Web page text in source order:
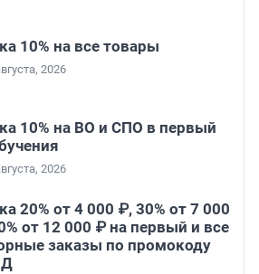
10% на все товары
2026
10% на ВО и СПО в первый
2026
20% от 4 000 ₽, 30% от 7 000
от 12 000 ₽ на первый и все
заказы по промокоду